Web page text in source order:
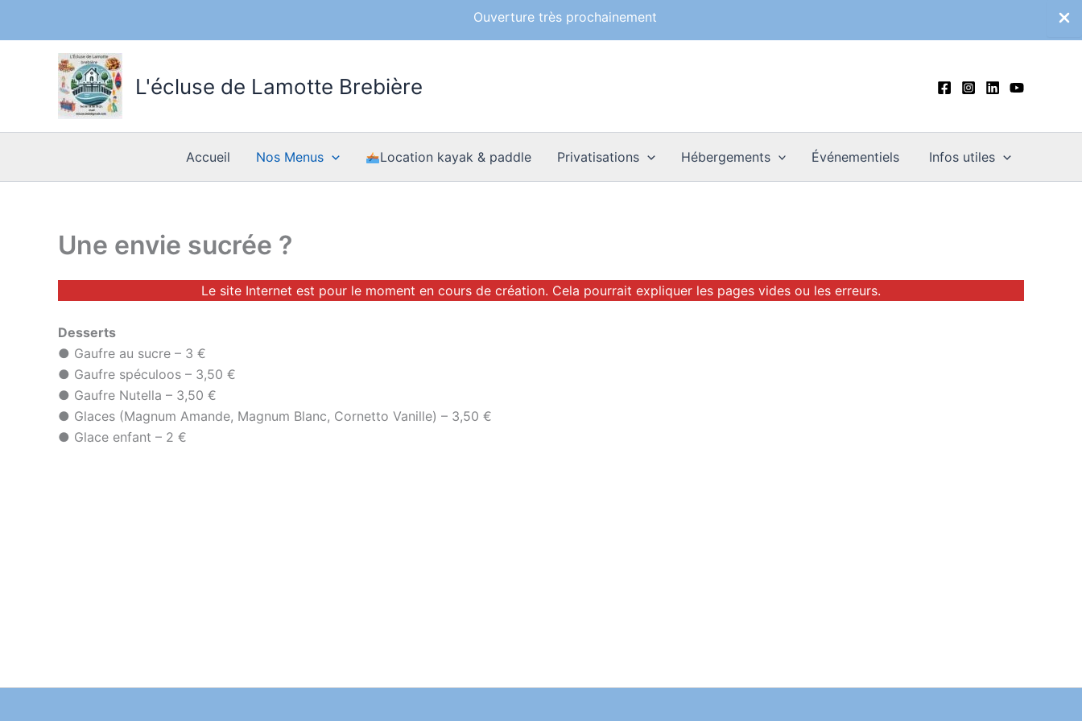
Ouverture très prochainement
L'écluse de Lamotte Brebière
Accueil Nos Menus Location kayak & paddle Privatisations Hébergements Événementiels Infos utiles
Une envie sucrée ?
Le site Internet est pour le moment en cours de création. Cela pourrait expliquer les pages vides ou les erreurs.
Desserts
● Gaufre au sucre – 3 €
● Gaufre spéculoos – 3,50 €
● Gaufre Nutella – 3,50 €
● Glaces (Magnum Amande, Magnum Blanc, Cornetto Vanille) – 3,50 €
● Glace enfant – 2 €